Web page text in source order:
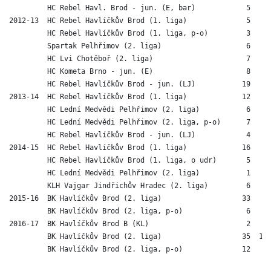
HC Rebel Havl. Brod - jun. (E, bar)            5   1
2012-13  HC Rebel Havlíčkův Brod (1. liga)              5
HC Rebel Havlíčkův Brod (1. liga, p-o)         3   0
Spartak Pelhřimov (2. liga)                    6   0
HC Lvi Chotěboř (2. liga)                      7   4
HC Kometa Brno - jun. (E)                      8   0
HC Rebel Havlíčkův Brod - jun. (LJ)           19   8
2013-14  HC Rebel Havlíčkův Brod (1. liga)             12
HC Lední Medvědi Pelhřimov (2. liga)           6   1
HC Lední Medvědi Pelhřimov (2. liga, p-o)      7   1
HC Rebel Havlíčkův Brod - jun. (LJ)            4   1
2014-15  HC Rebel Havlíčkův Brod (1. liga)             16
HC Rebel Havlíčkův Brod (1. liga, o udr)       5   1
HC Lední Medvědi Pelhřimov (2. liga)           1   1
KLH Vajgar Jindřichův Hradec (2. liga)         6   1
2015-16  BK Havlíčkův Brod (2. liga)                   33
BK Havlíčkův Brod (2. liga, p-o)               6   2
2016-17  BK Havlíčkův Brod B (KL)                       2
BK Havlíčkův Brod (2. liga)                   35  12
BK Havlíčkův Brod (2. liga, p-o)              12   5